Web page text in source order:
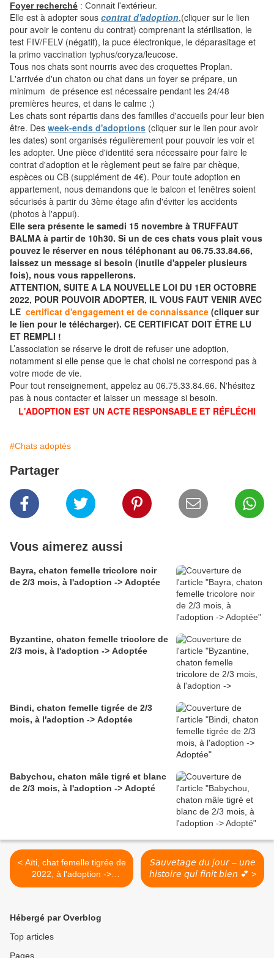
Foyer recherché : Connait l'extérieur.
Elle est à adopter sous contrat d'adoption,(cliquer sur le lien
pour avoir le contenu du contrat) comprenant la stérilisation, le
test FIV/FELV (négatif), la puce électronique, le déparasitage et
la primo vaccination typhus/coryza/leucose.
Tous nos chats sont nourris avec des croquettes Proplan.
L'arrivée d'un chaton ou chat dans un foyer se prépare, un
minimum de présence est nécessaire pendant les 24/48
premières heures, et dans le calme ;)
Les chats sont répartis dans des familles d'accueils pour leur bien
être. Des week-ends d'adoptions (cliquer sur le lien pour avoir
les dates) sont organisés régulièrement pour pouvoir les voir et
les adopter. Une pièce d'identité sera nécessaire pour faire le
contrat d'adoption et le règlement peut se faire par chèque,
espèces ou CB (supplément de 4€). Pour toute adoption en
appartement, nous demandons que le balcon et fenêtres soient
sécurisés à partir du 3ème étage afin d'éviter les accidents
(photos à l'appui).
Elle sera présente le samedi 15 novembre à TRUFFAUT
BALMA à partir de 10h30. Si un de ces chats vous plait vous
pouvez le réserver en nous téléphonant au 06.75.33.84.66,
laissez un message si besoin (inutile d'appeler plusieurs
fois), nous vous rappellerons.
ATTENTION, SUITE A LA NOUVELLE LOI DU 1ER OCTOBRE
2022, POUR POUVOIR ADOPTER, IL VOUS FAUT VENIR AVEC
LE certificat d'engagement et de connaissance (cliquer sur
le lien pour le télécharger). CE CERTIFICAT DOIT ÊTRE LU
ET REMPLI !
L’association se réserve le droit de refuser une adoption,
notamment si elle pense que le chat choisi ne correspond pas à
votre mode de vie.
Pour tout renseignement, appelez au 06.75.33.84.66. N'hésitez
pas à nous contacter et laisser un message si besoin.
L'ADOPTION EST UN ACTE RESPONSABLE ET RÉFLÉCHI
#Chats adoptés
Partager
Vous aimerez aussi
Bayra, chaton femelle tricolore noir
de 2/3 mois, à l'adoption -> Adoptée
Byzantine, chaton femelle tricolore de
2/3 mois, à l'adoption -> Adoptée
Bindi, chaton femelle tigrée de 2/3
mois, à l'adoption -> Adoptée
Babychou, chaton mâle tigré et blanc
de 2/3 mois, à l'adoption -> Adopté
< Aïti, chat femelle tigrée de
2022, à l'adoption ->
adoptée
𝘚𝘢𝘶𝘷𝘦𝘵𝘢𝘨𝘦 𝘥𝘶 𝘫𝘰𝘶𝘳 – 𝘶𝘯𝘦
𝘩𝘪𝘴𝘵𝘰𝘪𝘳𝘦 𝘲𝘶𝘪 𝘧𝘪𝘯𝘪𝘵 𝘣𝘪𝘦𝘯 💕 >
Hébergé par Overblog
Top articles
Pages